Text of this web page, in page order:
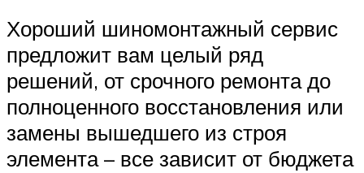
Хороший шиномонтажный сервис
предложит вам целый ряд
решений, от срочного ремонта до
полноценного восстановления или
замены вышедшего из строя
элемента – все зависит от бюджета